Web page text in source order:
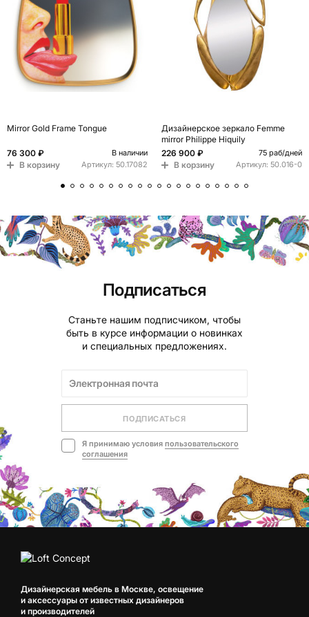
Mirror Gold Frame Tongue
76 300 ₽ В наличии
В корзину Артикул: 50.17082
Дизайнерское зеркало Femme
mirror Philippe Hiquily
226 900 ₽
75 раб/дней
В корзину Артикул: 50.016-0
Подписаться
Станьте нашим подписчиком, чтобы
быть в курсе информации о новинках
и специальных предложениях.
ПОДПИСАТЬСЯ
Я принимаю условия пользовательского
соглашения
Дизайнерская мебель в Москве, освещение
и аксессуары от известных дизайнеров
и производителей